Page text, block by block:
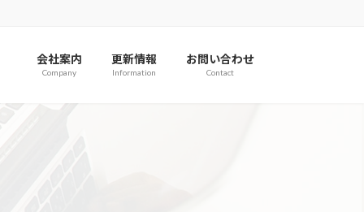
会社案内
Company
更新情報
Information
お問い合わせ
Contact